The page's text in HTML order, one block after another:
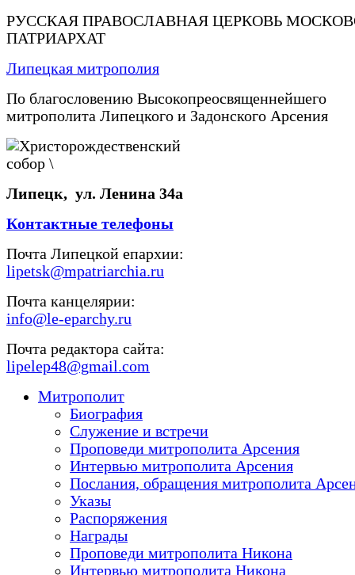
РУССКАЯ ПРАВОСЛАВНАЯ ЦЕРКОВЬ
ПАТРИАРХАТ
Липецкая митрополия
По благословению Высокопреосвященнейшего
митрополита Липецкого и Задонского Арсения
Липецк, ул. Ленина 34а
Контактные телефоны
Почта Липецкой епархии:
lipetsk@mpatriarchia.ru
Почта канцелярии:
info@le-eparchy.ru
Почта редактора сайта:
lipelep48@gmail.com
Митрополит
Биография
Служение и встречи
Проповеди митрополита Арсения
Интервью митрополита Арсения
Послания, обращения митрополита
Указы
Распоряжения
Награды
Проповеди митрополита Никона
Интервью митрополита Никона